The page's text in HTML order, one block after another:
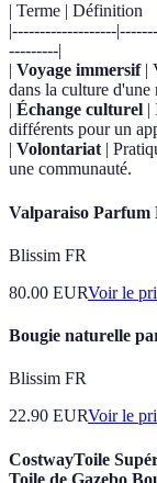
| Terme | Définition
|-------------------
---------|
| Voyage immersif|
dans la culture d'une
| Échange culturel |
différents pour un
| Volontariat|
une communauté.
Valparaiso Parfum
Blissim FR
80.00 EURVoir le
Bougie naturelle
Blissim FR
22.90 EURVoir le
CostwayToile
Toile de Gazebo